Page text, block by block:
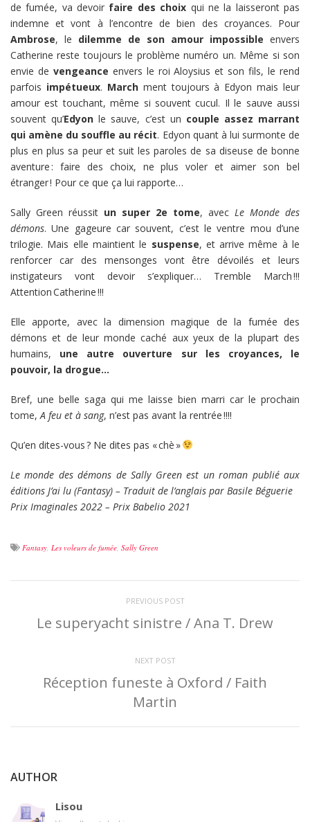
de fumée, va devoir faire des choix qui ne la laisseront pas
indemne et vont à l’encontre de bien des croyances. Pour
Ambrose, le dilemme de son amour impossible envers
Catherine reste toujours le problème numéro un. Même si son
envie de vengeance envers le roi Aloysius et son fils, le rend
parfois impétueux. Marchment toujours à Edyon mais leur
amour est touchant, même si souvent cucul. Il le sauve aussi
souvent qu’Edyon le sauve, c’est un couple assez marrant
qui amène du souffle au récit. Edyon quant à lui surmonte de
plus en plus sa peur et suit les paroles de sa diseuse de bonne
aventure : faire des choix, ne plus voler et aimer son bel
étranger ! Pour ce que ça lui rapporte…
Sally Green réussit un super 2e tome, avec Le Monde des
démons. Une gageure car souvent, c’est le ventre mou d’une
trilogie. Mais elle maintient le suspense, et arrive même à le
renforcer car des mensonges vont être dévoilés et leurs
instigateurs vont devoir s’expliquer… Tremble March !!!
Attention Catherine !!!
Elle apporte, avec la dimension magique de la fumée des
démons et de leur monde caché aux yeux de la plupart des
humains, une autre ouverture sur les croyances, le
pouvoir, la drogue…
Bref, une belle saga qui me laisse bien marri car le prochain
tome,A feu et à sang, n’est pas avant la rentrée !!!!
Qu’en dites-vous ? Ne dites pas « chè »
Le monde des démons de Sally Green est un roman publié aux
éditions J’ai lu (Fantasy) – Traduit de l’anglais par Basile Béguerie
Prix Imaginales 2022 – Prix Babelio 2021
Fantasy, Les voleurs de fumée, Sally Green
PREVIOUS POST
Le superyacht sinistre / Ana T. Drew
NEXT POST
Réception funeste à Oxford / Faith
Martin
AUTHOR
Lisou